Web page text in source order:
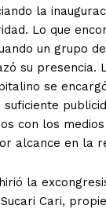
la
Lo que
un grupo
su presencia.
se
con los
alcance en la
la
Cari,